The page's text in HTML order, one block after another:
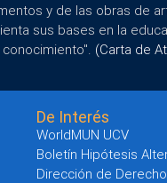
y de las obras de
sus bases en la
(Carta de
De Interés
WorldMUN UCV
Boletín Hipótesis
Dirección de